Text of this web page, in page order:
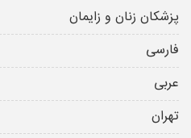
پزشکان زنان و زایمان
فارسی
عربی
تهران